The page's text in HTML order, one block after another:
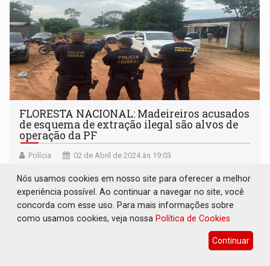
FLORESTA NACIONAL: Madeireiros acusados
de esquema de extração ilegal são alvos de
operação da PF
Polícia 02 de Abril de 2024 às 19:03
fiscalização do IBAMA que constatou o funcionamento
de madeireiras sem licença de operação na região
Nós usamos cookies em nosso site para oferecer a melhor
experiência possível. Ao continuar a navegar no site, você
concorda com esse uso. Para mais informações sobre
como usamos cookies, veja nossa Política de Cookies
Continuar